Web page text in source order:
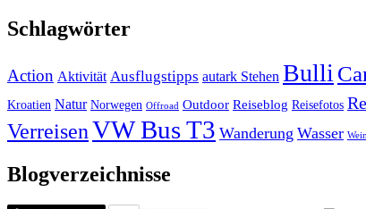
Schlagwörter
Action Aktivität Ausflugstipps autark Stehen Bulli
Kroatien Natur Norwegen Offroad Outdoor Reiseblog Reisefotos
VerreisenVW Bus T3 Wanderung Wasser
Blogverzeichnisse